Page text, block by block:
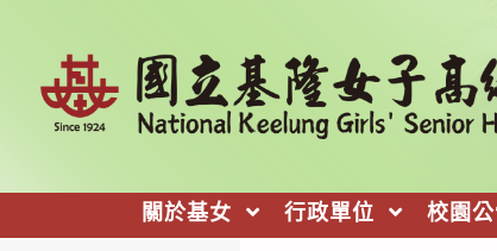
關於基女 行政單位 校園